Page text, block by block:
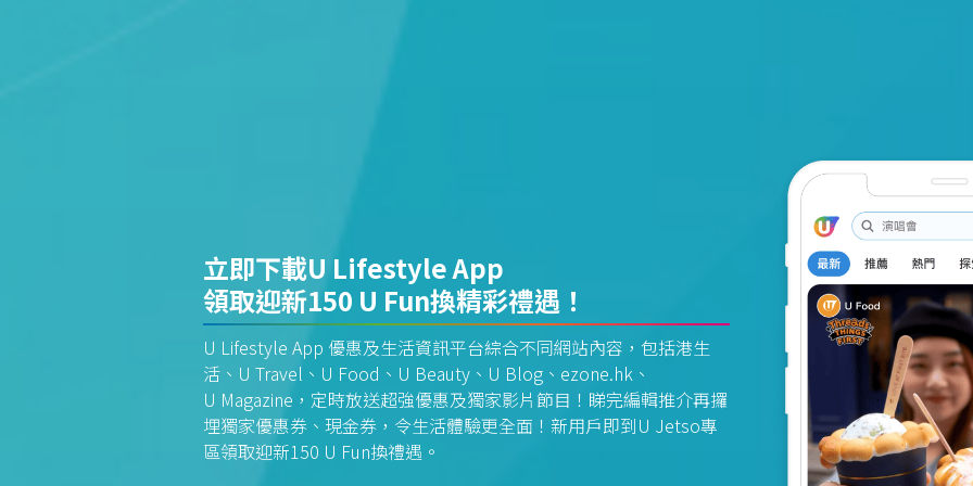
立即下載U Lifestyle App
領取迎新150 U Fun換精彩禮遇！
U Lifestyle App 優惠及生活資訊平台綜合不同網站內容，包括港生
活、U Travel、U Food、U Beauty、U Blog、ezone.hk、
U Magazine，定時放送超強優惠及獨家影片節目！睇完編輯推介再攞
埋獨家優惠券、現金券，令生活體驗更全面！新用戶即到U Jetso專
區領取迎新150 U Fun換禮遇。